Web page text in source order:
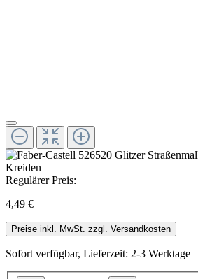
Regulärer Preis:
4,49 €
Preise inkl. MwSt. zzgl. Versandkosten
Sofort verfügbar, Lieferzeit: 2-3 Werktage